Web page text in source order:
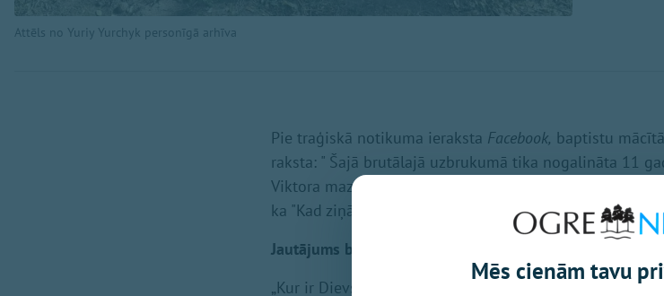
Attēls no Yuriy Yurchyk personīgā arhīva
Pie traģiskā notikuma ieraksta Facebook, baptistu
raksta: " Šajā brutālajā uzbrukumā tika nogalināta 11
Viktora mazmeita..." Uz ierakstu vienaldzīgs nespēj
ka "Kad ziņās notiekošais kļūst stipri personīgs…"
Jautājums bez atbildes
„Kur ir Dievs?" - šo jautājumu autoram regulāri uzdod
Mēs cienām tavu